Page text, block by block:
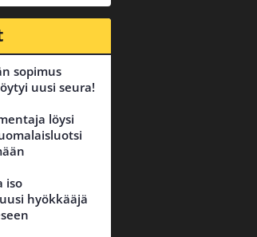
sopimus
uusi seura!
löysi
iso
hyökkääjä